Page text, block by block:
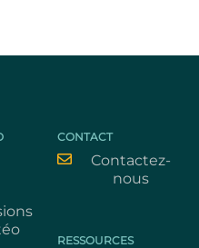
CONTACT
Contactez-
nous
RESSOURCES